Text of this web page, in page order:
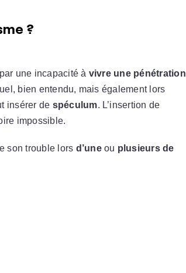
?
une incapacité à vivre une pénétration
bien entendu, mais également lors
insérer de spéculum. L’insertion de
impossible.
son trouble lors d’uneou plusieurs de